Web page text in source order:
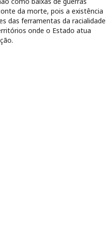
da morte, pois a existência
das ferramentas da racialidade
onde o Estado atua